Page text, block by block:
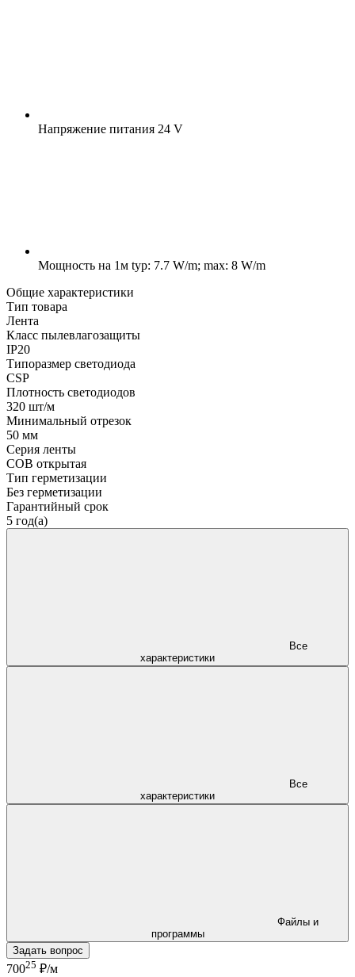
Напряжение питания 24 V
Мощность на 1м typ: 7.7 W/m; max: 8 W/m
Общие характеристики
Тип товара
Лента
Класс пылевлагозащиты
IP20
Типоразмер светодиода
CSP
Плотность светодиодов
320 шт/м
Минимальный отрезок
50 мм
Серия ленты
COB открытая
Тип герметизации
Без герметизации
Гарантийный срок
5 год(а)
характеристики
характеристики
программы
Задать вопрос
70025 ₽/м